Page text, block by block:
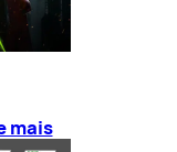
mais